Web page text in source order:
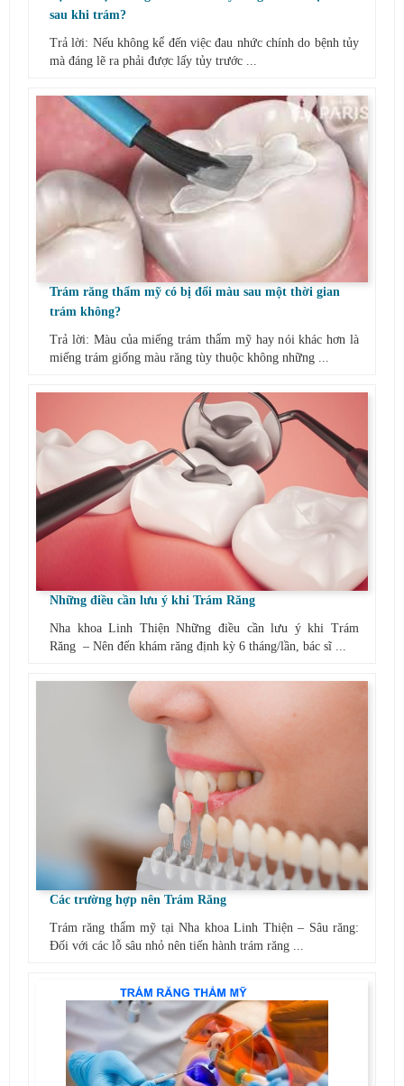
sau khi trám?
Trả lời: Nếu không kể đến việc đau nhức chính do bệnh tủy
mà đáng lẽ ra phải được lấy tủy trước ...
Trám răng thẩm mỹ có bị đổi màu sau một thời gian
trám không?
Trả lời: Màu của miếng trám thẩm mỹ hay nói khác hơn là
miếng trám giống màu răng tùy thuộc không những ...
Những điều cần lưu ý khi Trám Răng
Nha khoa Linh Thiện Những điều cần lưu ý khi Trám
Răng – Nên đến khám răng định kỳ 6 tháng/lần, bác sĩ ...
Các trường hợp nên Trám Răng
Trám răng thẩm mỹ tại Nha khoa Linh Thiện – Sâu răng:
Đối với các lỗ sâu nhỏ nên tiến hành trám răng ...